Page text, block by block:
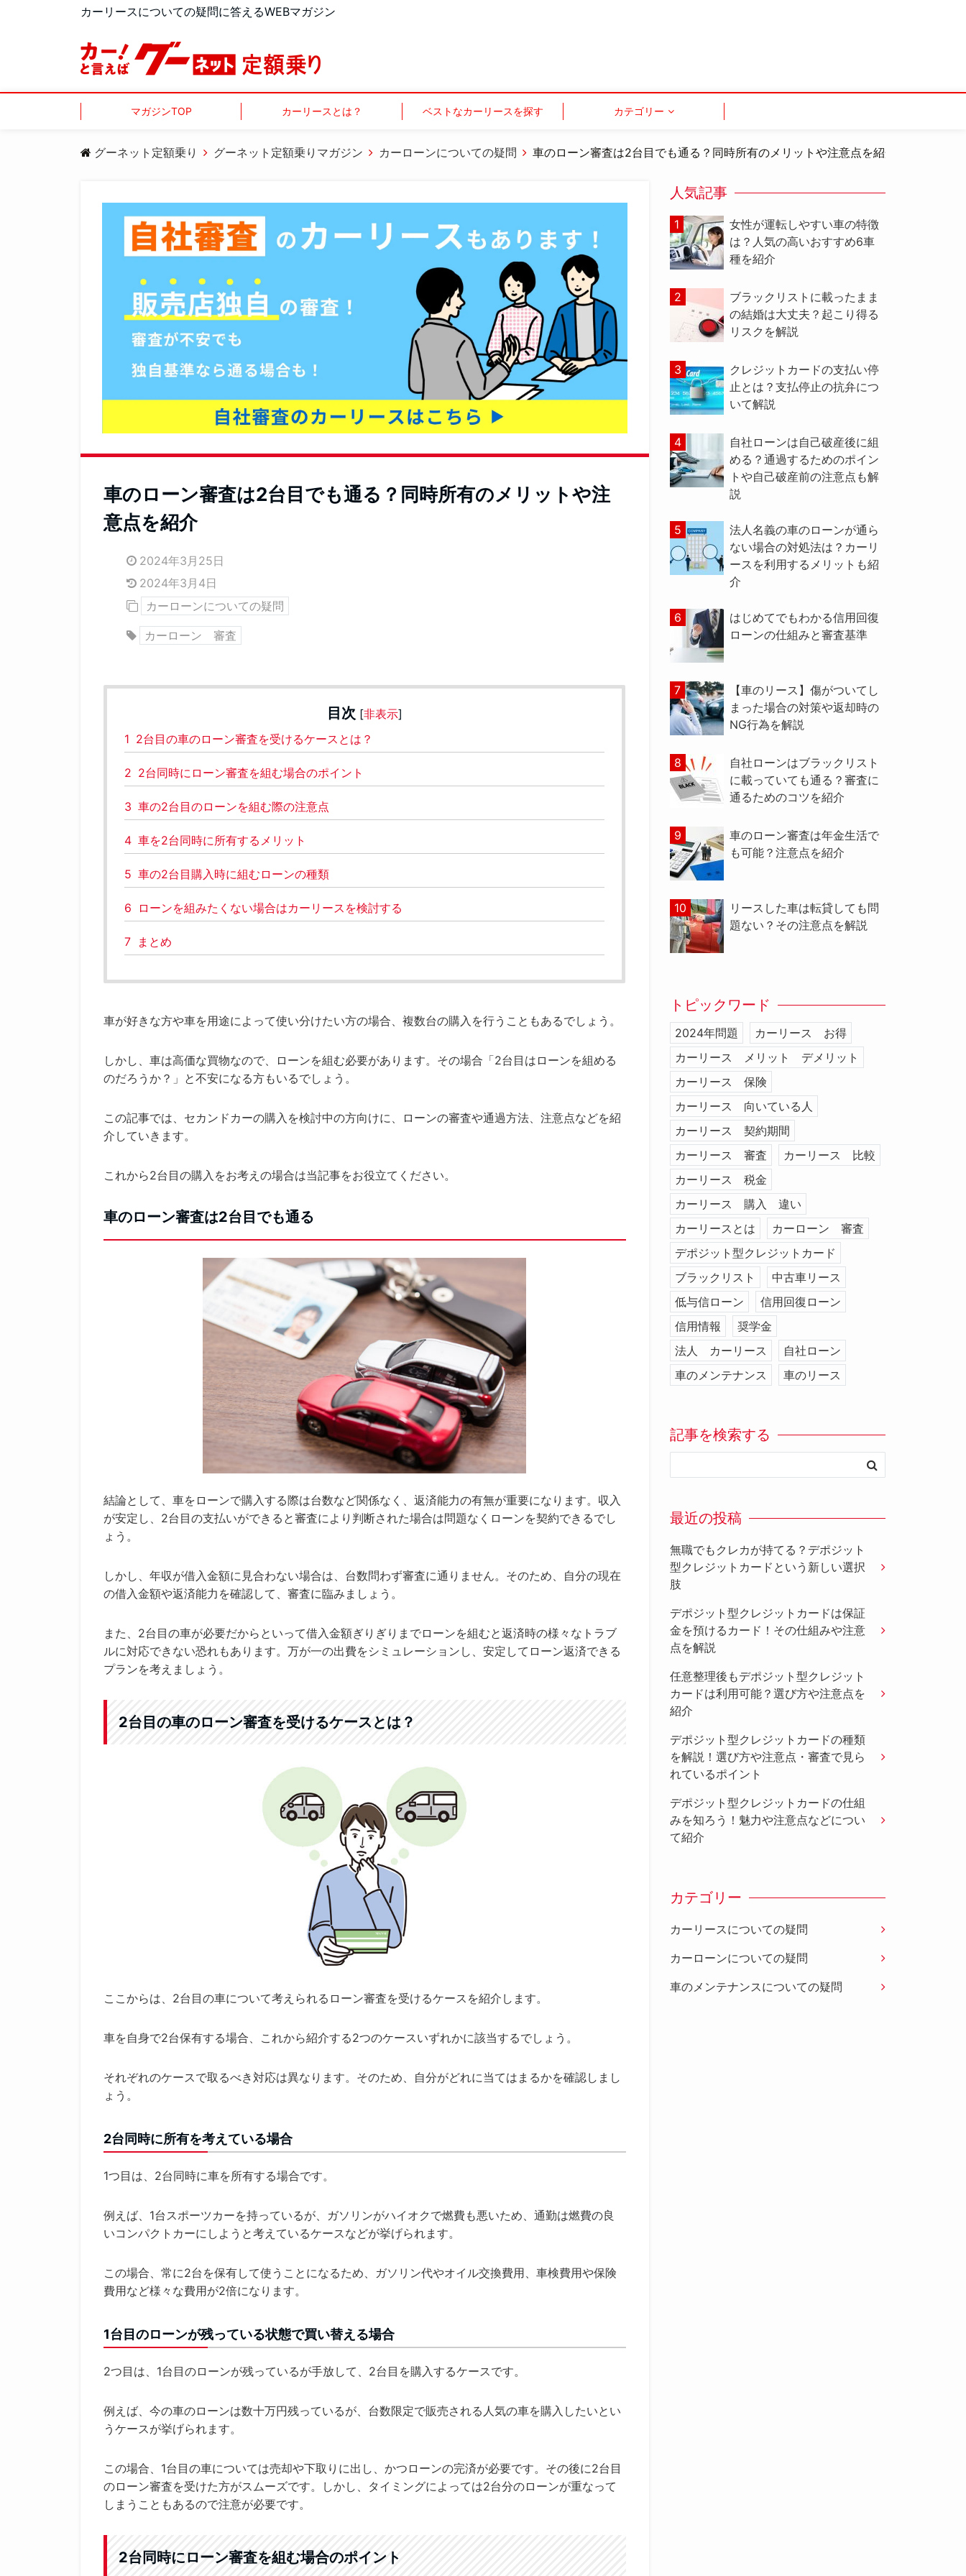
カーリースについての疑問に答えるWEBマガジン
マガジンTOP カーリースとは？ ベストなカーリースを探す カテゴリー
グーネット定額乗り グーネット定額乗りマガジン カーローンについての疑問 車のローン審査は2台目でも通る？同時所有のメリットや注意点を紹介
車のローン審査は2台目でも通る？同時所有のメリットや注
意点を紹介
2024年3月25日
2024年3月4日
カーローンについての疑問
カーローン 審査
目次 [非表示]
1 2台目の車のローン審査を受けるケースとは？
2 2台同時にローン審査を組む場合のポイント
3 車の2台目のローンを組む際の注意点
4 車を2台同時に所有するメリット
5 車の2台目購入時に組むローンの種類
6 ローンを組みたくない場合はカーリースを検討する
7 まとめ
車が好きな方や車を用途によって使い分けたい方の場合、複数台の購入を行うこともあるでしょう。
しかし、車は高価な買物なので、ローンを組む必要があります。その場合「2台目はローンを組める
のだろうか？」と不安になる方もいるでしょう。
この記事では、セカンドカーの購入を検討中の方向けに、ローンの審査や通過方法、注意点などを紹
介していきます。
これから2台目の購入をお考えの場合は当記事をお役立てください。
車のローン審査は2台目でも通る
結論として、車をローンで購入する際は台数など関係なく、返済能力の有無が重要になります。収入
が安定し、2台目の支払いができると審査により判断された場合は問題なくローンを契約できるでし
ょう。
しかし、年収が借入金額に見合わない場合は、台数問わず審査に通りません。そのため、自分の現在
の借入金額や返済能力を確認して、審査に臨みましょう。
また、2台目の車が必要だからといって借入金額ぎりぎりまでローンを組むと返済時の様々なトラブ
ルに対応できない恐れもあります。万が一の出費をシミュレーションし、安定してローン返済できる
プランを考えましょう。
2台目の車のローン審査を受けるケースとは？
ここからは、2台目の車について考えられるローン審査を受けるケースを紹介します。
車を自身で2台保有する場合、これから紹介する2つのケースいずれかに該当するでしょう。
それぞれのケースで取るべき対応は異なります。そのため、自分がどれに当てはまるかを確認しまし
ょう。
2台同時に所有を考えている場合
1つ目は、2台同時に車を所有する場合です。
例えば、1台スポーツカーを持っているが、ガソリンがハイオクで燃費も悪いため、通勤は燃費の良
いコンパクトカーにしようと考えているケースなどが挙げられます。
この場合、常に2台を保有して使うことになるため、ガソリン代やオイル交換費用、車検費用や保険
費用など様々な費用が2倍になります。
1台目のローンが残っている状態で買い替える場合
2つ目は、1台目のローンが残っているが手放して、2台目を購入するケースです。
例えば、今の車のローンは数十万円残っているが、台数限定で販売される人気の車を購入したいとい
うケースが挙げられます。
この場合、1台目の車については売却や下取りに出し、かつローンの完済が必要です。その後に2台目
のローン審査を受けた方がスムーズです。しかし、タイミングによっては2台分のローンが重なって
しまうこともあるので注意が必要です。
2台同時にローン審査を組む場合のポイント
人気記事
女性が運転しやすい車の特徴
は？人気の高いおすすめ6車
種を紹介
ブラックリストに載ったまま
の結婚は大丈夫？起こり得る
リスクを解説
クレジットカードの支払い停
止とは？支払停止の抗弁につ
いて解説
自社ローンは自己破産後に組
める？通過するためのポイン
トや自己破産前の注意点も解
説
法人名義の車のローンが通ら
ない場合の対処法は？カーリ
ースを利用するメリットも紹
介
はじめてでもわかる信用回復
ローンの仕組みと審査基準
【車のリース】傷がついてし
まった場合の対策や返却時の
NG行為を解説
自社ローンはブラックリスト
に載っていても通る？審査に
通るためのコツを紹介
車のローン審査は年金生活で
も可能？注意点を紹介
リースした車は転貸しても問
題ない？その注意点を解説
トピックワード
2024年問題
カーリース お得
カーリース メリット デメリット
カーリース 保険
カーリース 向いている人
カーリース 契約期間
カーリース 審査
カーリース 比較
カーリース 税金
カーリース 購入 違い
カーリースとは
カーローン 審査
デポジット型クレジットカード
ブラックリスト
中古車リース
低与信ローン
信用回復ローン
信用情報
奨学金
法人 カーリース
自社ローン
車のメンテナンス
車のリース
記事を検索する
最近の投稿
無職でもクレカが持てる？デポジット
型クレジットカードという新しい選択
肢
デポジット型クレジットカードは保証
金を預けるカード！その仕組みや注意
点を解説
任意整理後もデポジット型クレジット
カードは利用可能？選び方や注意点を
紹介
デポジット型クレジットカードの種類
を解説！選び方や注意点・審査で見ら
れているポイント
デポジット型クレジットカードの仕組
みを知ろう！魅力や注意点などについ
て紹介
カテゴリー
カーリースについての疑問
カーローンについての疑問
車のメンテナンスについての疑問